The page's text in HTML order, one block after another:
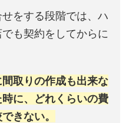
をする段階では、ハ
も契約をしてからに
取りの作成も出来な
に、どれくらいの費
きない。